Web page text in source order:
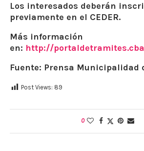
Los interesados deberán
previamente en el CEDER.
Más información
en: http://
Fuente: Prensa Municipalidad
Post Views: 89
0